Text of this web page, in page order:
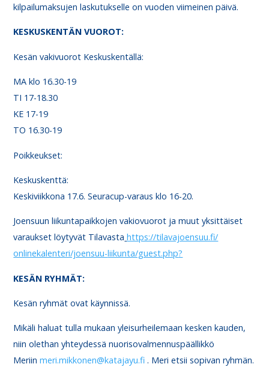
kilpailumaksujen laskutukselle on vuoden viimeinen päivä.
KESKUSKENTÄN VUOROT:
Kesän vakivuorot Keskuskentällä:
MA klo 16.30-19
TI 17-18.30
KE 17-19
TO 16.30-19
Poikkeukset:
Keskuskenttä:
Keskiviikkona 17.6. Seuracup-varaus klo 16-20.
Joensuun liikuntapaikkojen vakiovuorot ja muut yksittäiset
varaukset löytyvät Tilavasta https://tilavajoensuu.fi/
onlinekalenteri/joensuu-liikunta/guest.php?
KESÄN RYHMÄT:
Kesän ryhmät ovat käynnissä.
Mikäli haluat tulla mukaan yleisurheilemaan kesken kauden,
niin olethan yhteydessä nuorisovalmennuspäällikkö
Meriinmeri.mikkonen@katajayu.fi . Meri etsii sopivan ryhmän.